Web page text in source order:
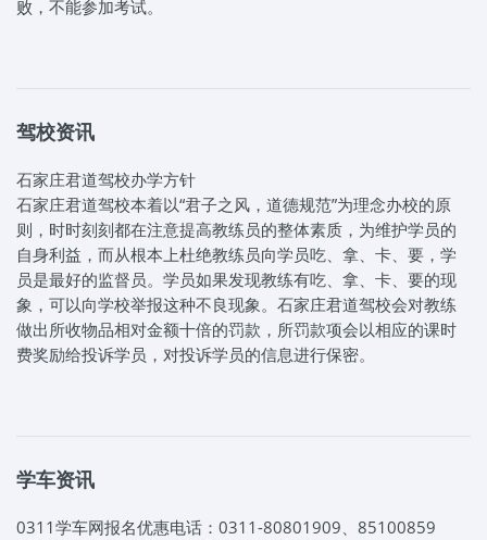
败，不能参加考试。
驾校资讯
石家庄君道驾校办学方针
石家庄君道驾校本着以“君子之风，道德规范”为理念办校的原
则，时时刻刻都在注意提高教练员的整体素质，为维护学员的
自身利益，而从根本上杜绝教练员向学员吃、拿、卡、要，学
员是最好的监督员。学员如果发现教练有吃、拿、卡、要的现
象，可以向学校举报这种不良现象。石家庄君道驾校会对教练
做出所收物品相对金额十倍的罚款，所罚款项会以相应的课时
费奖励给投诉学员，对投诉学员的信息进行保密。
学车资讯
0311学车网报名优惠电话：0311-80801909、85100859